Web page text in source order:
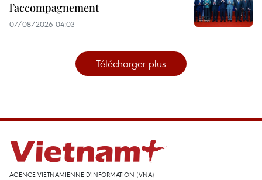
l’accompagnement
07/08/2026 04:03
Télécharger plus
AGENCE VIETNAMIENNE D'INFORMATION (VNA)